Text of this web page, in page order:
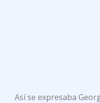
Así se expresaba